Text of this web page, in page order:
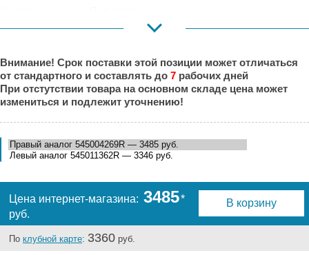
Порт:
Великий Новгород: Под заказ
Краснодар:
Под заказ
Тверь:
Под заказ
Тюмень:
Челябинск:
Под заказ
Внимание! Срок поставки этой позиции может отличаться
от стандартного и составлять до 7 рабочих дней
При отстутствии товара на основном складе цена может
измениться и подлежит уточнению!
Цена интернет-магазина: 3485*
руб.
В корзину
По клубной карте: 3360 руб.